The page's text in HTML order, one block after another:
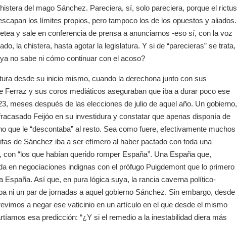
del mago Sánchez. Pareciera, sí, solo pareciera, porque el rictus
los límites propios, pero tampoco los de los opuestos y aliados.
y sale en conferencia de prensa a anunciarnos -eso sí, con la voz
la chistera, hasta agotar la legislatura. Y si de “parecieras” se trata,
no sabe ni cómo continuar con el acoso?
desde su inicio mismo, cuando la derechona junto con sus
y sus coros mediáticos aseguraban que iba a durar poco ese
meses después de las elecciones de julio de aquel año. Un gobierno,
Feijóo en su investidura y constatar que apenas disponía de
que le “descontaba” al resto. Sea como fuere, efectivamente muchos
de Sánchez iba a ser efímero al haber pactado con toda una
“los que habían querido romper España”. Una España que,
en negociaciones indignas con el prófugo Puigdemont que lo primero
Así que, en pura lógica suya, la rancia caverna político-
ni un par de jornadas a aquel gobierno Sánchez. Sin embargo, desde
a negar ese vaticinio en un artículo en el que desde el mismo
esa predicción: “¿Y si el remedio a la inestabilidad diera más